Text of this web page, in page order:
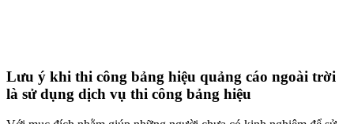
Lưu ý khi thi công bảng hiệu quảng cáo ngoài trời
là sử dụng dịch vụ thi công bảng hiệu